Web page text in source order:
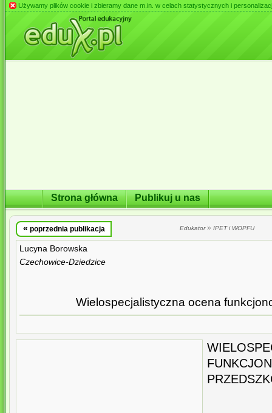
Używamy plików cookie i zbieramy dane m.in. w celach statystycznych i
Strona główna Publikuj u nas
« poprzednia publikacja Edukator» IPET i WOPFU
Lucyna Borowska
Czechowice-Dziedzice
Wielospecjalistyczna ocena